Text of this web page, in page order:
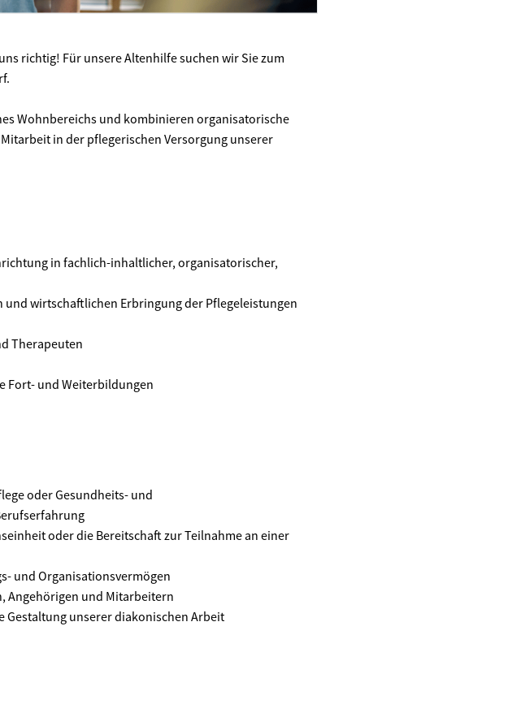
richtig! Für unsere Altenhilfe suchen wir Sie zum
Wohnbereichs und kombinieren organisatorische
in der pflegerischen Versorgung unserer
in fachlich-inhaltlicher, organisatorischer,
wirtschaftlichen Erbringung der Pflegeleistungen
Therapeuten
Fort- und Weiterbildungen
oder Gesundheits- und
oder die Bereitschaft zur Teilnahme an einer
und Organisationsvermögen
Angehörigen und Mitarbeitern
Gestaltung unserer diakonischen Arbeit